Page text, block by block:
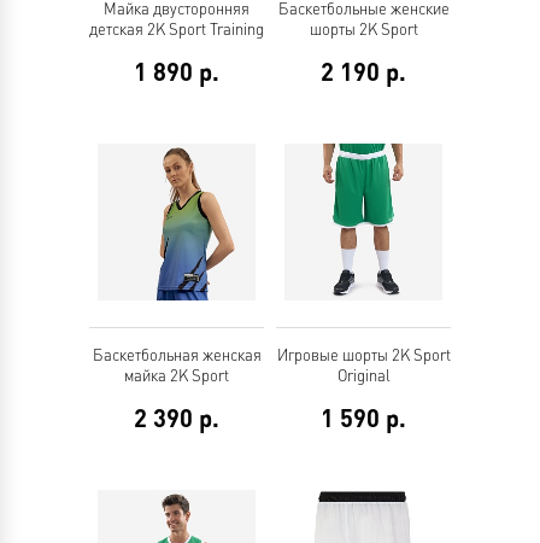
Майка двусторонняя
детская 2K Sport Training
1 890 р.
Баскетбольные женские
шорты 2K Sport
2 190 р.
Баскетбольная женская
майка 2K Sport
2 390 р.
Игровые шорты 2K Sport
Original
1 590 р.